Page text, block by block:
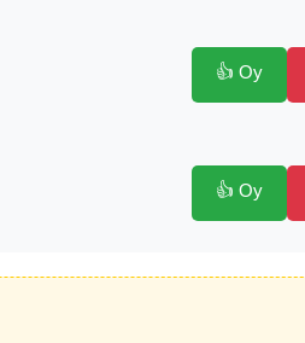
👍 Oy
👍 Oy